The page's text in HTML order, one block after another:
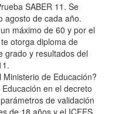
SABER 11. Se
agosto de cada año.
máximo de 60 y por el
otorga diploma de
grado y resultados del
de Educación?
en el decreto
de validación